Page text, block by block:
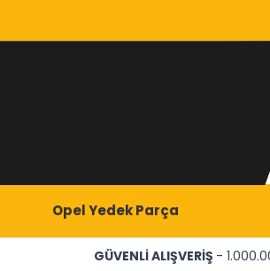
Opel Yedek Parça
GÜVENLİ ALIŞVERİŞ -